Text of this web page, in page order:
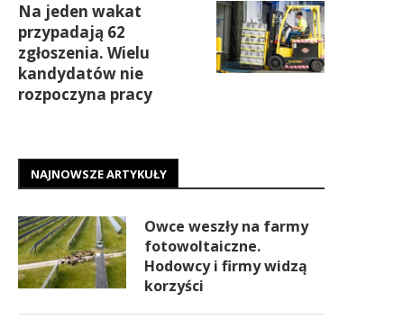
Na jeden wakat
przypadają 62
zgłoszenia. Wielu
kandydatów nie
rozpoczyna pracy
NAJNOWSZE ARTYKUŁY
Owce weszły na farmy
fotowoltaiczne.
Hodowcy i firmy widzą
korzyści